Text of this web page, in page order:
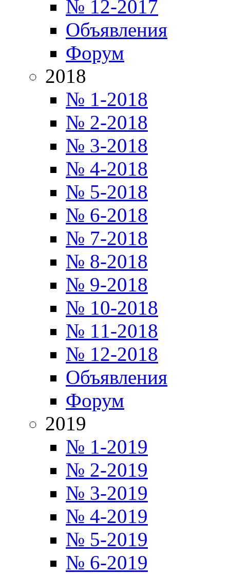
№ 12-2017
Объявления
Форум
2018
№ 1-2018
№ 2-2018
№ 3-2018
№ 4-2018
№ 5-2018
№ 6-2018
№ 7-2018
№ 8-2018
№ 9-2018
№ 10-2018
№ 11-2018
№ 12-2018
Объявления
Форум
2019
№ 1-2019
№ 2-2019
№ 3-2019
№ 4-2019
№ 5-2019
№ 6-2019